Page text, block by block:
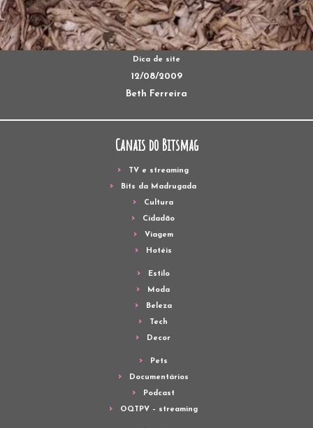
Dica de site
12/08/2009
Beth Ferreira
Canais do Bitsmag
TV e streaming
Bits da Madrugada
Cultura
Cidadão
Viagem
Hotéis
Estilo
Moda
Beleza
Tech
Decor
Pets
Documentários
Podcast
OQTPV – streaming